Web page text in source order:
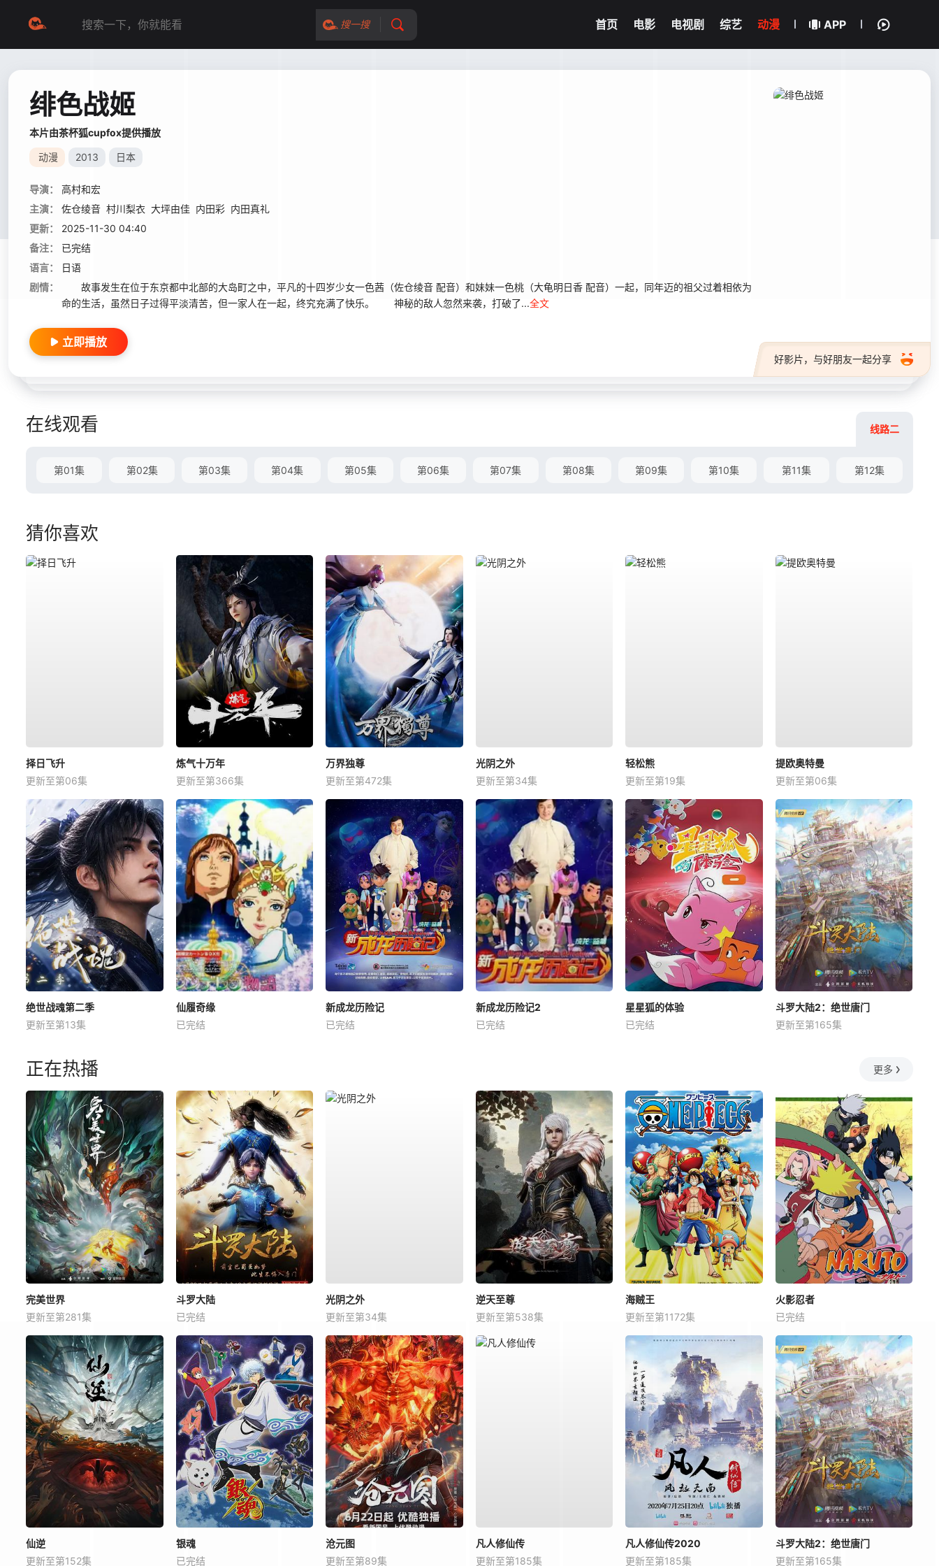
搜一搜 首页 电影 电视剧 综艺 动漫 APP
绯色战姬
本片由茶杯狐cupfox提供播放
动漫 2013 日本
导演：
高村和宏
主演：
佐仓绫音 村川梨衣 大坪由佳 内田彩 内田真礼
更新：
2025-11-30 04:40
备注：
已完结
语言：
日语
剧情：
故事发生在位于东京都中北部的大岛町之中，平凡的十四岁少女一色茜（佐仓绫音 配音）和妹妹一色桃（大龟明日香 配音）一起，同年迈的祖父过着相依为
命的生活，虽然日子过得平淡清苦，但一家人在一起，终究充满了快乐。 神秘的敌人忽然来袭，打破了...全文
好影片，与好朋友一起分享
立即播放
在线观看 线路二
第01集 第02集 第03集 第04集 第05集 第06集 第07集 第08集 第09集 第10集 第11集 第12集
猜你喜欢
择日飞升
更新至第06集
炼气十万年
更新至第366集
万界独尊
更新至第472集
光阴之外
更新至第34集
轻松熊
更新至第19集
提欧奥特曼
更新至第06集
绝世战魂第二季
更新至第13集
仙履奇缘
已完结
新成龙历险记
已完结
新成龙历险记2
已完结
星星狐的体验
已完结
斗罗大陆2：绝世唐门
更新至第165集
正在热播 更多
完美世界
更新至第281集
斗罗大陆
已完结
光阴之外
更新至第34集
逆天至尊
更新至第538集
海贼王
更新至第1172集
火影忍者
已完结
仙逆
更新至第152集
银魂
已完结
沧元图
更新至第89集
凡人修仙传
更新至第185集
凡人修仙传2020
更新至第185集
斗罗大陆2：绝世唐门
更新至第165集